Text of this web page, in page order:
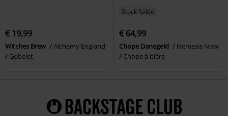
€ 19,99
Witches Brew
Alchemy England
Gobelet
Stock faible
€ 64,99
Chope Danegeld
Nemesis Now
Chope à bière